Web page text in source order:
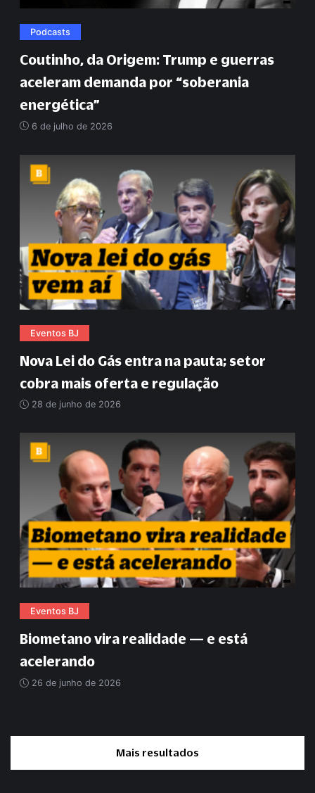
Podcasts
Coutinho, da Origem: Trump e guerras
aceleram demanda por “soberania
energética”
6 de julho de 2026
Eventos BJ
Nova Lei do Gás entra na pauta; setor
cobra mais oferta e regulação
28 de junho de 2026
Eventos BJ
Biometano vira realidade — e está
acelerando
26 de junho de 2026
Mais resultados